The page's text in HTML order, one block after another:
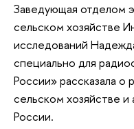
Заведующая отделом
сельском хозяйстве
исследований
специально для
России» рассказала о
сельском хозяйстве и
России.